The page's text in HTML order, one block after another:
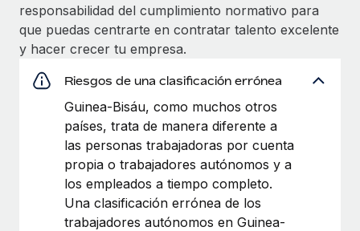
responsabilidad del cumplimiento normativo para
que puedas centrarte en contratar talento excelente
y hacer crecer tu empresa.
Riesgos de una clasificación errónea
Guinea-Bisáu, como muchos otros
países, trata de manera diferente a
las personas trabajadoras por cuenta
propia o trabajadores autónomos y a
los empleados a tiempo completo.
Una clasificación errónea de los
trabajadores autónomos en Guinea-